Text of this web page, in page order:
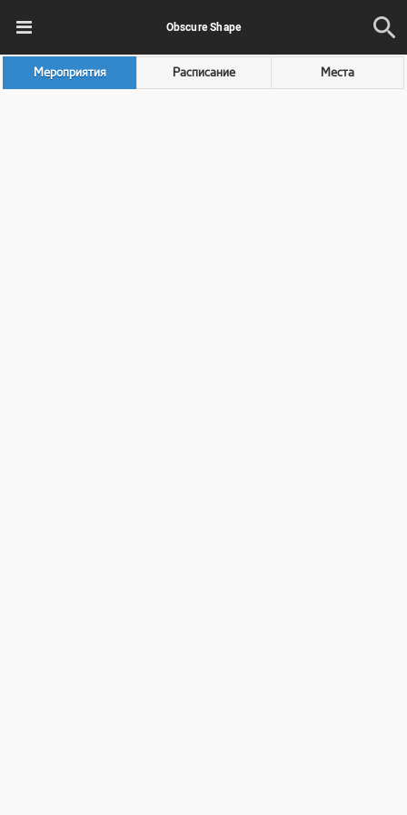
Obscure Shape
Мероприятия Расписание Места